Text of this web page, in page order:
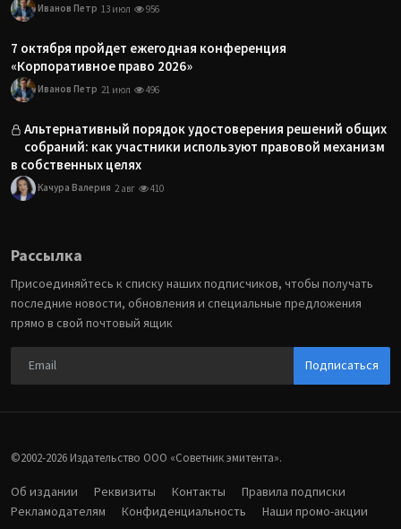
Иванов Петр 13 июл 956
7 октября пройдет ежегодная конференция
«Корпоративное право 2026»
Иванов Петр 21 июл 496
Альтернативный порядок удостоверения решений общих
собраний: как участники используют правовой механизм
в собственных целях
Качура Валерия 2 авг 410
Рассылка
Присоединяйтесь к списку наших подписчиков, чтобы получать
последние новости, обновления и специальные предложения
прямо в свой почтовый ящик
Подписаться
©2002-2026 Издательство ООО «‎Советник эмитента».
Об издании Реквизиты Контакты
Правила подписки
Рекламодателям
Конфиденциальность Наши промо-акции